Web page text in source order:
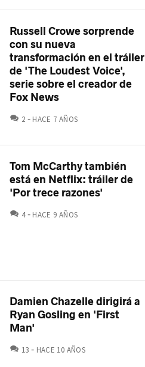
Russell Crowe sorprende
con su nueva
transformación en el tráiler
de 'The Loudest Voice',
serie sobre el creador de
Fox News
2 COMENTARIOS
HACE 7 AÑOS
Tom McCarthy también
está en Netflix: tráiler de
'Por trece razones'
4 COMENTARIOS
HACE 9 AÑOS
Damien Chazelle dirigirá a
Ryan Gosling en 'First
Man'
13 COMENTARIOS
HACE 10 AÑOS